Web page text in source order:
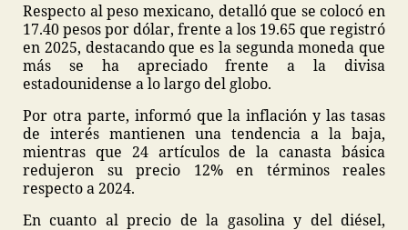
Respecto al peso mexicano, detalló que se colocó en
17.40 pesos por dólar, frente a los 19.65 que registró
en 2025, destacando que es la segunda moneda que
más se ha apreciado frente a la divisa
estadounidense a lo largo del globo.
Por otra parte, informó que la inflación y las tasas
de interés mantienen una tendencia a la baja,
mientras que 24 artículos de la canasta básica
redujeron su precio 12% en términos reales
respecto a 2024.
En cuanto al precio de la gasolina y del diésel,